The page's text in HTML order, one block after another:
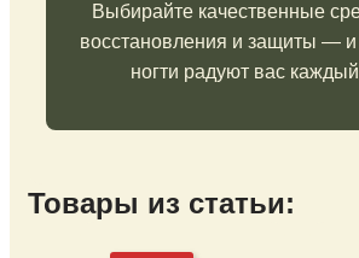
Выбирайте качественные
восстановления и защиты — и
ногти радуют вас
Товары из статьи: